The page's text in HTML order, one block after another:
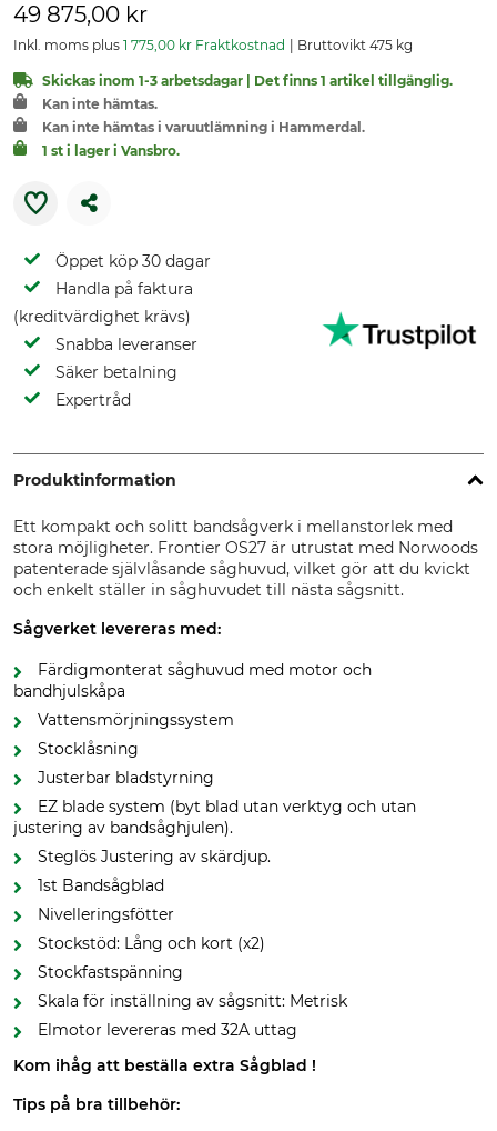
49 875,00 kr
Inkl. moms plus 1 775,00 kr Fraktkostnad Bruttovikt 475 kg
Skickas inom 1-3 arbetsdagar | Det finns 1 artikel tillgänglig.
Kan inte hämtas.
Kan inte hämtas i varuutlämning i Hammerdal.
1 st i lager i Vansbro.
Öppet köp 30 dagar
Handla på faktura
(kreditvärdighet krävs)
Snabba leveranser
Säker betalning
Expertråd
Produktinformation
Ett kompakt och solitt bandsågverk i mellanstorlek med
stora möjligheter. Frontier OS27 är utrustat med Norwoods
patenterade självlåsande såghuvud, vilket gör att du kvickt
och enkelt ställer in såghuvudet till nästa sågsnitt.
Sågverket levereras med:
Färdigmonterat såghuvud med motor och
bandhjulskåpa
Vattensmörjningssystem
Stocklåsning
Justerbar bladstyrning
EZ blade system (byt blad utan verktyg och utan
justering av bandsåghjulen).
Steglös Justering av skärdjup.
1st Bandsågblad
Nivelleringsfötter
Stockstöd: Lång och kort (x2)
Stockfastspänning
Skala för inställning av sågsnitt: Metrisk
Elmotor levereras med 32A uttag
Kom ihåg att beställa extra Sågblad !
Tips på bra tillbehör: